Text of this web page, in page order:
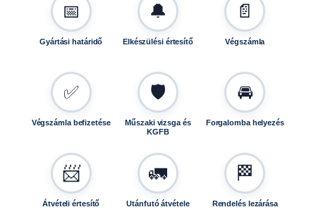
📅
Gyártási határidő
🔔
Elkészülési értesítő
📄
Végszámla
✅
Végszámla befizetése
🛡️
Műszaki vizsga és
KGFB
🚘
Forgalomba helyezés
📨
Átvételi értesítő
🚛
Utánfutó átvétele
🏁
Rendelés lezárása